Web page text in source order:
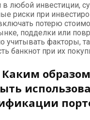
в любой инвестиции,
риски при
потерю
подделки или
учитывать факторы,
банкнот при их
Каким